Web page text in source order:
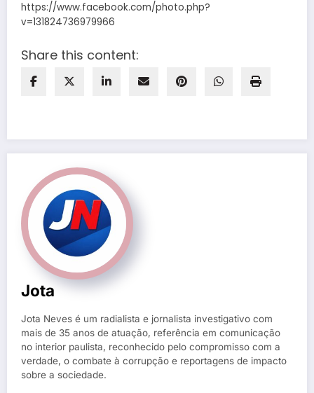
https://www.facebook.com/photo.php?
v=131824736979966
Share this content:
Jota
Jota Neves é um radialista e jornalista investigativo com
mais de 35 anos de atuação, referência em comunicação
no interior paulista, reconhecido pelo compromisso com a
verdade, o combate à corrupção e reportagens de impacto
sobre a sociedade.